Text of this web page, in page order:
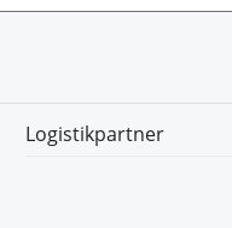
Logistikpartner